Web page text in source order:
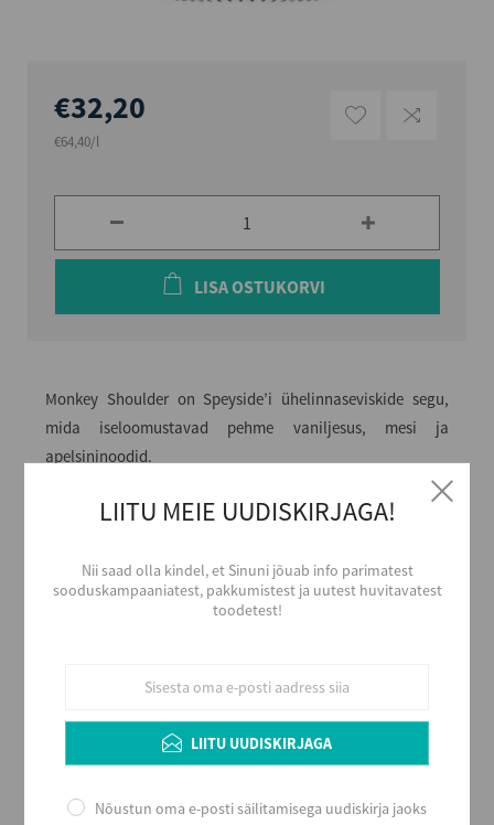
€32,20
€64,40/l
LISA OSTUKORVI
Monkey Shoulder on Speyside’i ühelinnaseviskide segu,
mida iseloomustavad pehme vaniljesus, mesi ja
apelsininoodid.
Tootja
WILLIAM GRANT & SONS LTD
Päritolumaa
Suurbritannia
Alkoholi sisaldus
40
Maht (L)
LIITU MEIE UUDISKIRJAGA!
Nii saad olla kindel, et Sinuni jõuab info parimatest
sooduskampaaniatest, pakkumistest ja uutest huvitavatest
toodetest!
LIITU UUDISKIRJAGA
Nõustun oma e-posti säilitamisega uudiskirja jaoks